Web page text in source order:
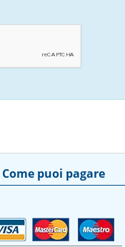
Come puoi pagare